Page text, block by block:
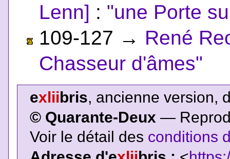
Lenn] : "une Porte
109-127 → René
Chasseur d'âmes"
exliibris, ancienne version,
© Quarante-Deux —
Voir le détail des conditions